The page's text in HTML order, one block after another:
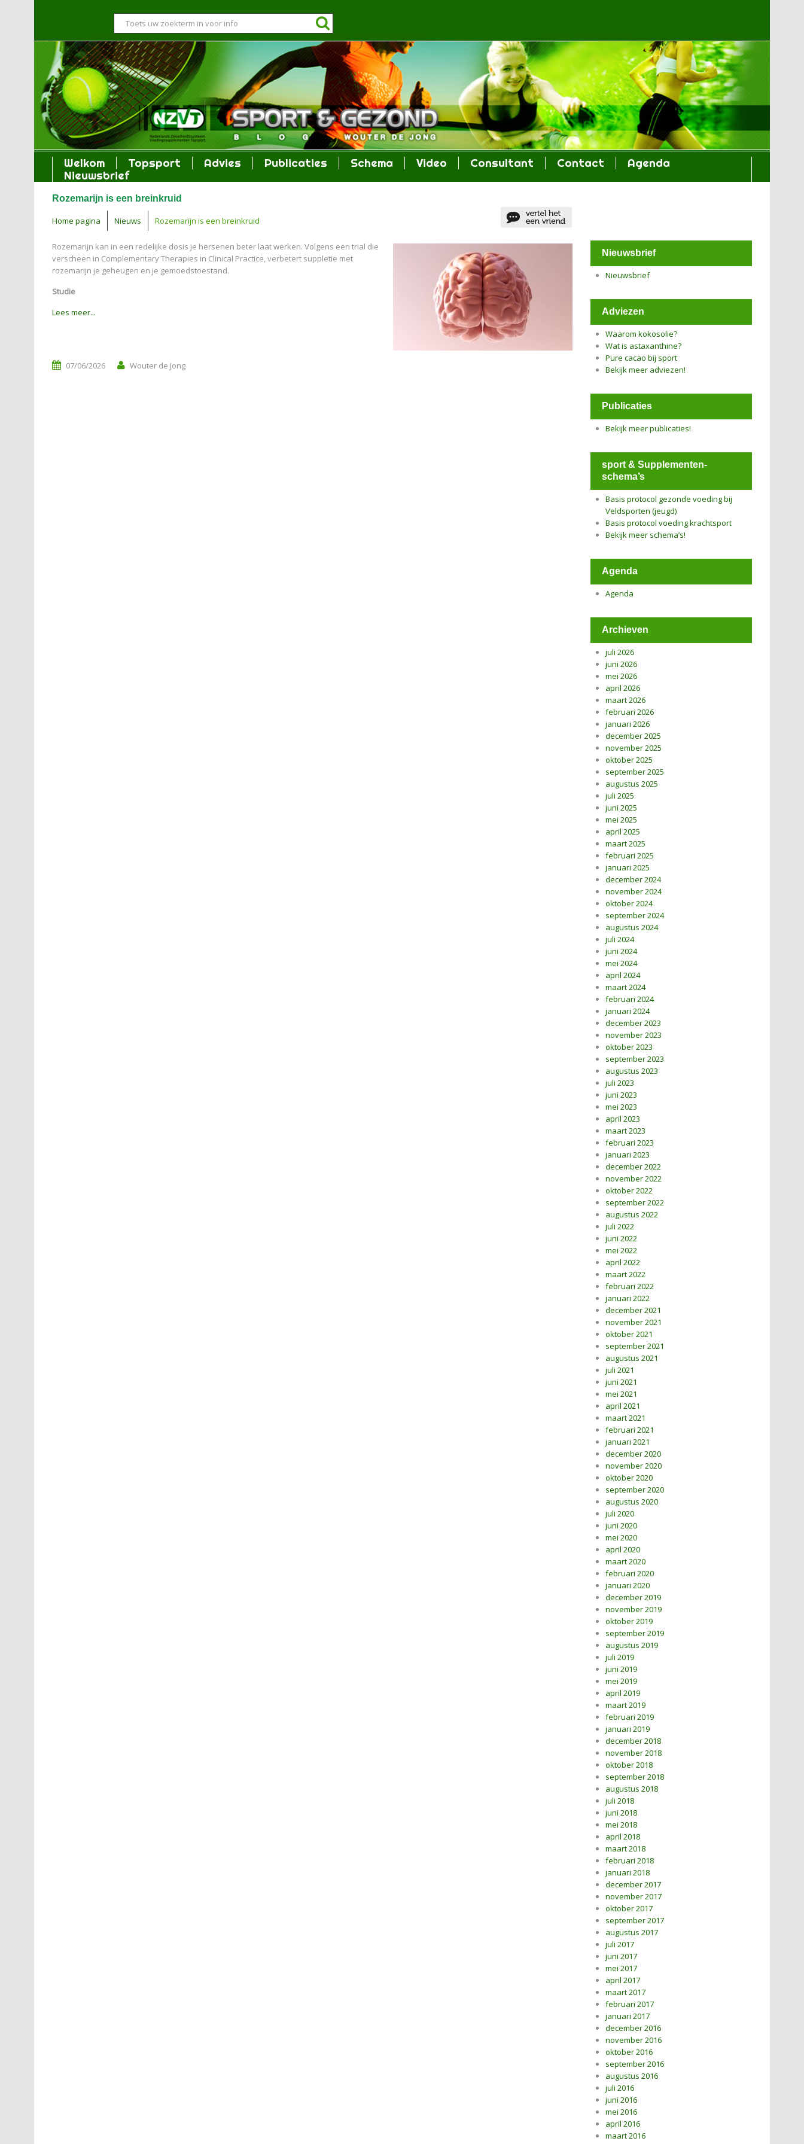
Welkom Topsport Advies Publicaties Schema Video Consultant Contact
Agenda
Nieuwsbrief
Rozemarijn is een breinkruid
Home pagina Nieuws Rozemarijn is een breinkruid
Rozemarijn kan in een redelijke dosis je hersenen beter laat werken. Volgens een trial die
verscheen in Complementary Therapies in Clinical Practice, verbetert suppletie met
rozemarijn je geheugen en je gemoedstoestand.
Studie
Lees meer...
07/06/2026 Wouter de Jong
Nieuwsbrief
Nieuwsbrief
Adviezen
Waarom kokosolie?
Wat is astaxanthine?
Pure cacao bij sport
Bekijk meer adviezen!
Publicaties
Bekijk meer publicaties!
sport & Supplementen-
schema’s
Basis protocol gezonde voeding bij
Veldsporten (jeugd)
Basis protocol voeding krachtsport
Bekijk meer schema’s!
Agenda
Agenda
Archieven
juli 2026
juni 2026
mei 2026
april 2026
maart 2026
februari 2026
januari 2026
december 2025
november 2025
oktober 2025
september 2025
augustus 2025
juli 2025
juni 2025
mei 2025
april 2025
maart 2025
februari 2025
januari 2025
december 2024
november 2024
oktober 2024
september 2024
augustus 2024
juli 2024
juni 2024
mei 2024
april 2024
maart 2024
februari 2024
januari 2024
december 2023
november 2023
oktober 2023
september 2023
augustus 2023
juli 2023
juni 2023
mei 2023
april 2023
maart 2023
februari 2023
januari 2023
december 2022
november 2022
oktober 2022
september 2022
augustus 2022
juli 2022
juni 2022
mei 2022
april 2022
maart 2022
februari 2022
januari 2022
december 2021
november 2021
oktober 2021
september 2021
augustus 2021
juli 2021
juni 2021
mei 2021
april 2021
maart 2021
februari 2021
januari 2021
december 2020
november 2020
oktober 2020
september 2020
augustus 2020
juli 2020
juni 2020
mei 2020
april 2020
maart 2020
februari 2020
januari 2020
december 2019
november 2019
oktober 2019
september 2019
augustus 2019
juli 2019
juni 2019
mei 2019
april 2019
maart 2019
februari 2019
januari 2019
december 2018
november 2018
oktober 2018
september 2018
augustus 2018
juli 2018
juni 2018
mei 2018
april 2018
maart 2018
februari 2018
januari 2018
december 2017
november 2017
oktober 2017
september 2017
augustus 2017
juli 2017
juni 2017
mei 2017
april 2017
maart 2017
februari 2017
januari 2017
december 2016
november 2016
oktober 2016
september 2016
augustus 2016
juli 2016
juni 2016
mei 2016
april 2016
maart 2016